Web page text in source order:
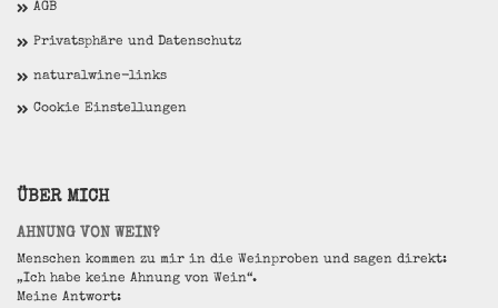
AGB
Privatsphäre und Datenschutz
naturalwine-links
Cookie Einstellungen
ÜBER MICH
AHNUNG VON WEIN?
Menschen kommen zu mir in die Weinproben und sagen direkt:
„Ich habe keine Ahnung von Wein“.
Meine Antwort: